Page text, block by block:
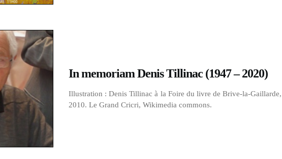
In memoriam Denis Tillinac (1947 – 2020)
Illustration : Denis Tillinac à la Foire du livre de Brive-la-Gaillarde,
2010. Le Grand Cricri, Wikimedia commons.